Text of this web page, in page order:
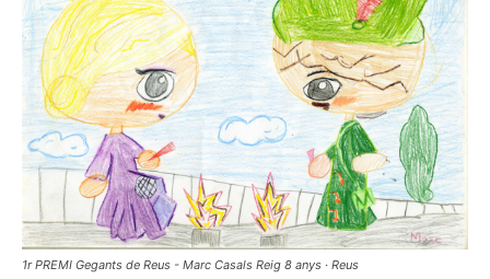
1r PREMI Gegants de Reus - Marc Casals Reig 8 anys · Reus